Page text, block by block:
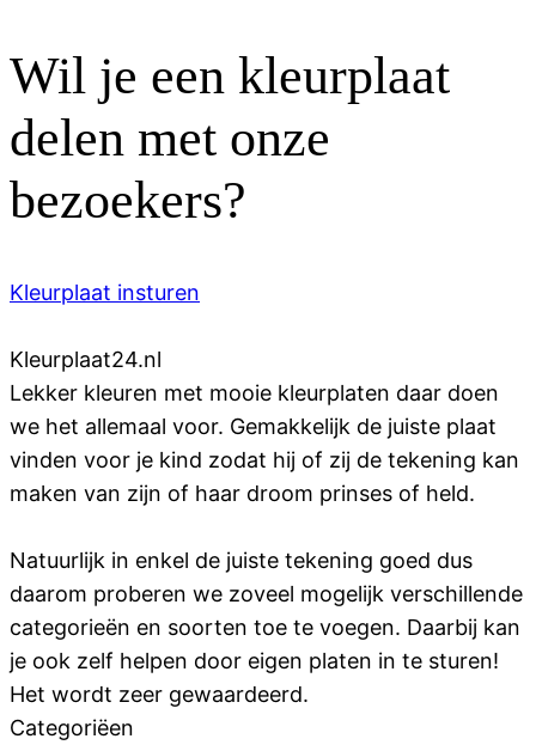
Wil je een kleurplaat
delen met onze
bezoekers?
Kleurplaat insturen
Kleurplaat24.nl
Lekker kleuren met mooie kleurplaten daar doen
we het allemaal voor. Gemakkelijk de juiste plaat
vinden voor je kind zodat hij of zij de tekening kan
maken van zijn of haar droom prinses of held.
Natuurlijk in enkel de juiste tekening goed dus
daarom proberen we zoveel mogelijk verschillende
categorieën en soorten toe te voegen. Daarbij kan
je ook zelf helpen door eigen platen in te sturen!
Het wordt zeer gewaardeerd.
Categoriëen